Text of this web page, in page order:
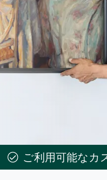
ご利用可能なカ